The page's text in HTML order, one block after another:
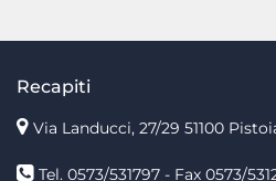
Recapiti
Via Landucci, 27/29 51100
Tel. 0573/531797 - Fax 0573/